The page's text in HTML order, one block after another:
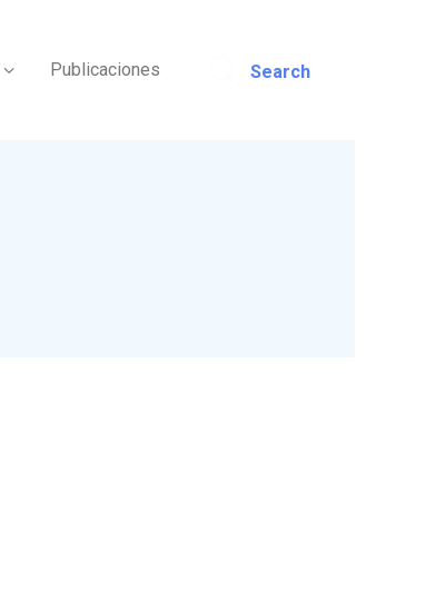
Publicaciones Search